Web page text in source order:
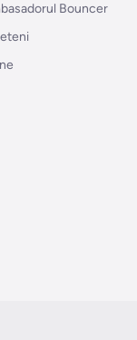
Bouncer